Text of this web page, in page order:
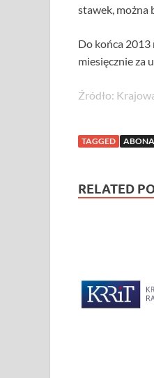
stawek, można
Do końca 2013
miesięcznie za
Źródło:
TAGGED
RELATED